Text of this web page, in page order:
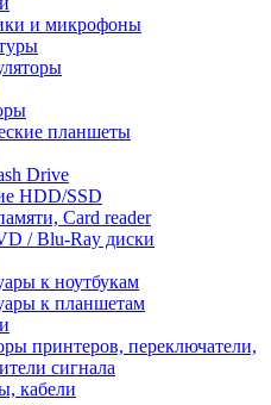
и микрофоны
планшеты
Drive
HDD/SSD
Card reader
/ Blu-Ray диски
к ноутбукам
к планшетам
принтеров, переключатели,
сигнала
кабели